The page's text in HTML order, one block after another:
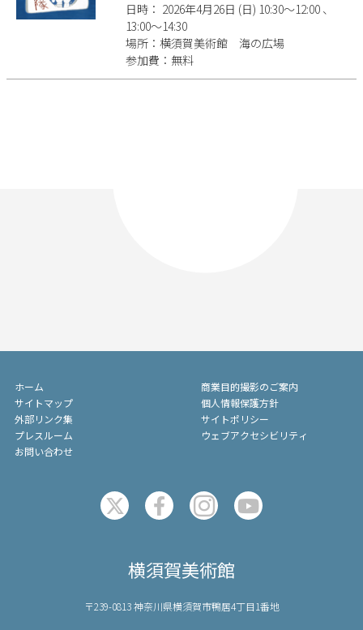
日時： 2026年4月26日 (日) 10:30〜12:00 、
13:00〜14:30
場所：横須賀美術館 海の広場
参加費：無料
ホーム
サイトマップ
外部リンク集
プレスルーム
お問い合わせ
商業目的撮影のご案内
個人情報保護方針
サイトポリシー
ウェブアクセシビリティ
横須賀美術館
〒239-0813 神奈川県横須賀市鴨居4丁目1番地